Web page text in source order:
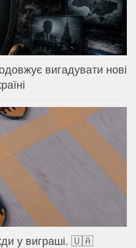
вигадувати нові
у виграші. 🇺🇦